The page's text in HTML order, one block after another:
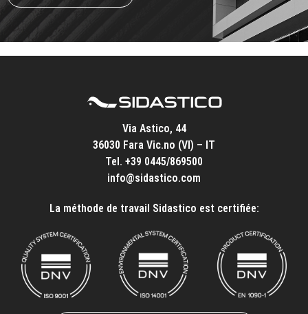
Via Astico, 44
36030 Fara Vic.no (VI) – IT
Tel. +39 0445/869500
info@sidastico.com
La méthode de travail Sidastico est certifiée: